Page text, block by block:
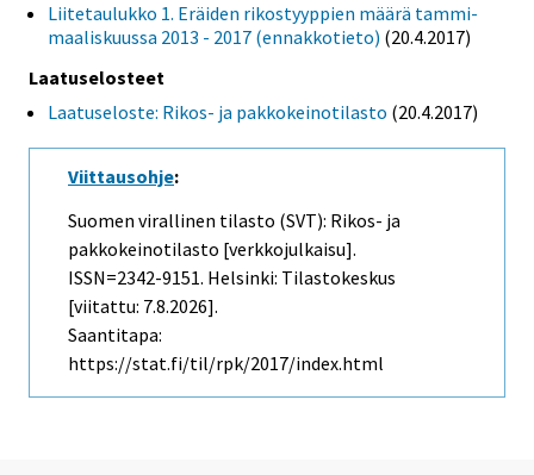
Liitetaulukko 1. Eräiden rikostyyppien määrä tammi-
maaliskuussa 2013 - 2017 (ennakkotieto) (20.4.2017)
Laatuselosteet
Laatuseloste: Rikos- ja pakkokeinotilasto (20.4.2017)
Viittausohje:
Suomen virallinen tilasto (SVT): Rikos- ja
pakkokeinotilasto [verkkojulkaisu].
ISSN=2342-9151. Helsinki: Tilastokeskus
[viitattu: 7.8.2026].
Saantitapa:
https://stat.fi/til/rpk/2017/index.html